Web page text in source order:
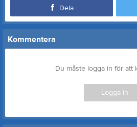
Dela
Kommentera
Du måste logga in för att
Logga in